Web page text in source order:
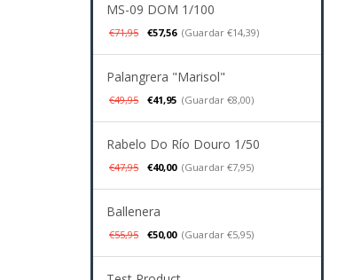
MS-09 DOM 1/100
€71,95 €57,56 (Guardar €14,39)
Palangrera "Marisol"
€49,95 €41,95 (Guardar €8,00)
Rabelo Do Río Douro 1/50
€47,95 €40,00 (Guardar €7,95)
Ballenera
€55,95 €50,00 (Guardar €5,95)